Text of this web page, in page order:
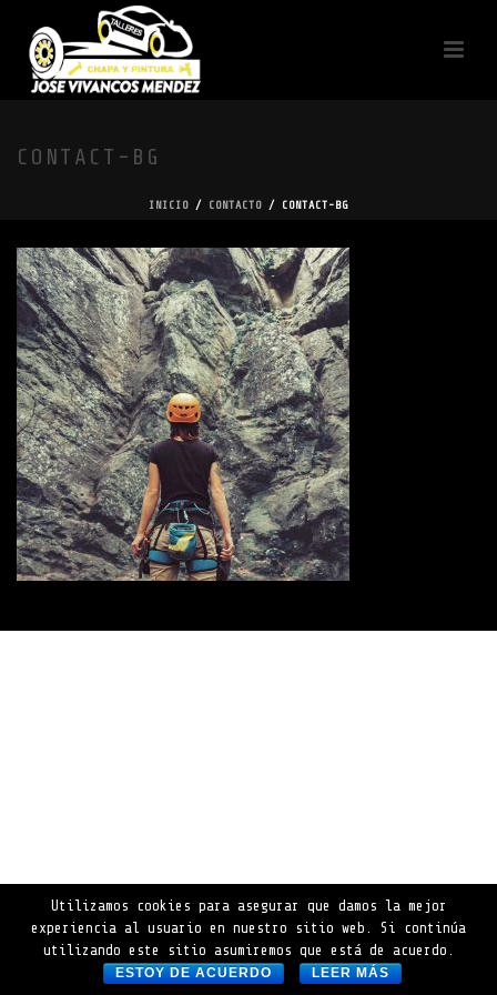
CONTACT-BG
INICIO / CONTACTO / CONTACT-BG
Utilizamos cookies para asegurar que damos la mejor
experiencia al usuario en nuestro sitio web. Si continúa
utilizando este sitio asumiremos que está de acuerdo.
ESTOY DE ACUERDO LEER MÁS